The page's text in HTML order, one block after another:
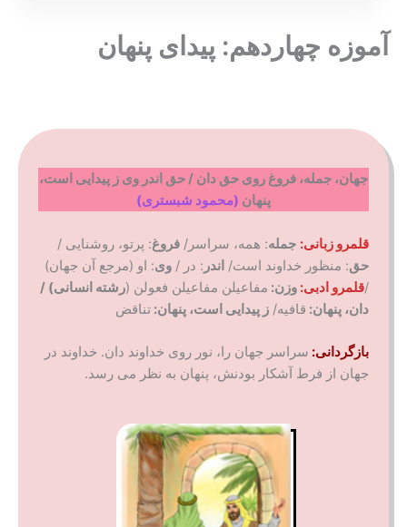
آموزه چهاردهم: پیدای پنهان
جهان، جمله، فروغ روی حق دان / حق اندر وی ز پیدایی است،
پنهان (محمود شبستری)
قلمرو زبانی: جمله: همه، سراسر/ فروغ: پرتو، روشنایی /
حق: منظور خداوند است/ اندر : در / وی: او (مرجع آن جهان)
/قلمرو ادبی: وزن: مفاعیلن مفاعیلن فعولن (رشته انسانی) /
دان، پنهان: قافیه/ ز پیدایی است، پنهان: تناقض
بازگردانی: سراسر جهان را، نور روی خداوند دان. خداوند در
جهان از فرط آشکار بودنش، پنهان به نظر می رسد.